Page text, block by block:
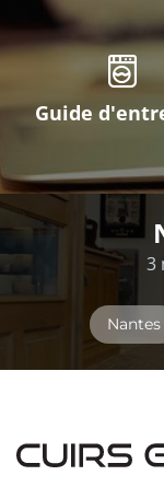
Guide
3
Nantes